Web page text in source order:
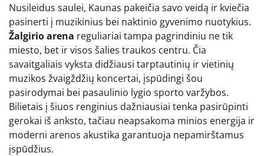
Nusileidus saulei, Kaunas pakeičia savo veidą ir kviečia
pasinerti į muzikinius bei naktinio gyvenimo nuotykius.
Žalgirio arena reguliariai tampa pagrindiniu ne tik
miesto, bet ir visos šalies traukos centru. Čia
savaitgaliais vyksta didžiausi tarptautinių ir vietinių
muzikos žvaigždžių koncertai, įspūdingi šou
pasirodymai bei pasaulinio lygio sporto varžybos.
Bilietais į šiuos renginius dažniausiai tenka pasirūpinti
gerokai iš anksto, tačiau neapsakoma minios energija ir
moderni arenos akustika garantuoja nepamirštamus
įspūdžius.